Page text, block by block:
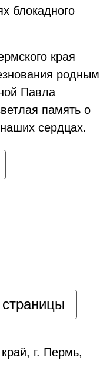
блокадного
края
родным
Павла
память о
сердцах.
г. Пермь,